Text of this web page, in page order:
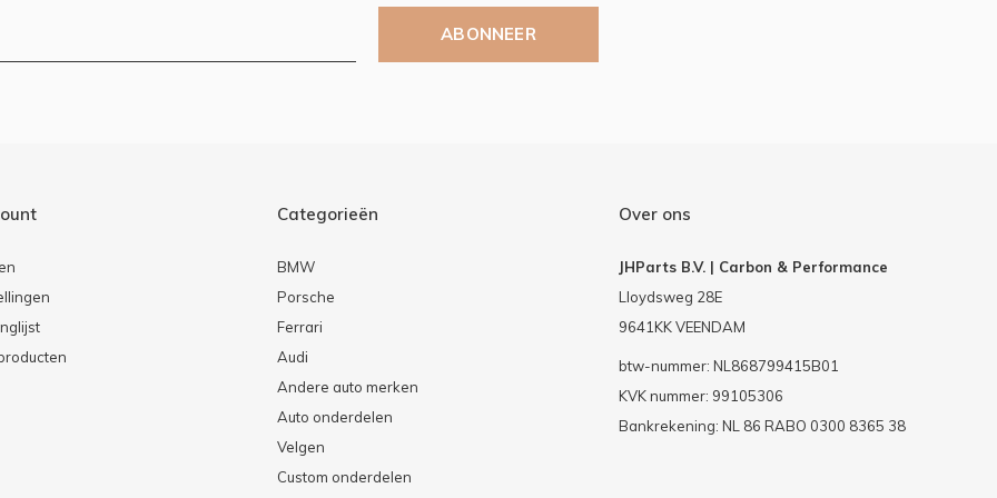
ABONNEER
Categorieën
BMW
Porsche
Ferrari
Audi
Andere auto merken
Auto onderdelen
Velgen
Custom onderdelen
Over ons
JHParts B.V. | Carbon & Performance
Lloydsweg 28E
9641KK VEENDAM
btw-nummer: NL868799415B01
KVK nummer: 99105306
Bankrekening: NL 86 RABO 0300 8365 38